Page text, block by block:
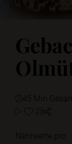
45 Min
Nährwerte pro